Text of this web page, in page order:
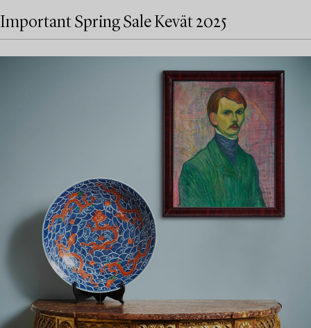
Important Spring Sale Kevät 2025